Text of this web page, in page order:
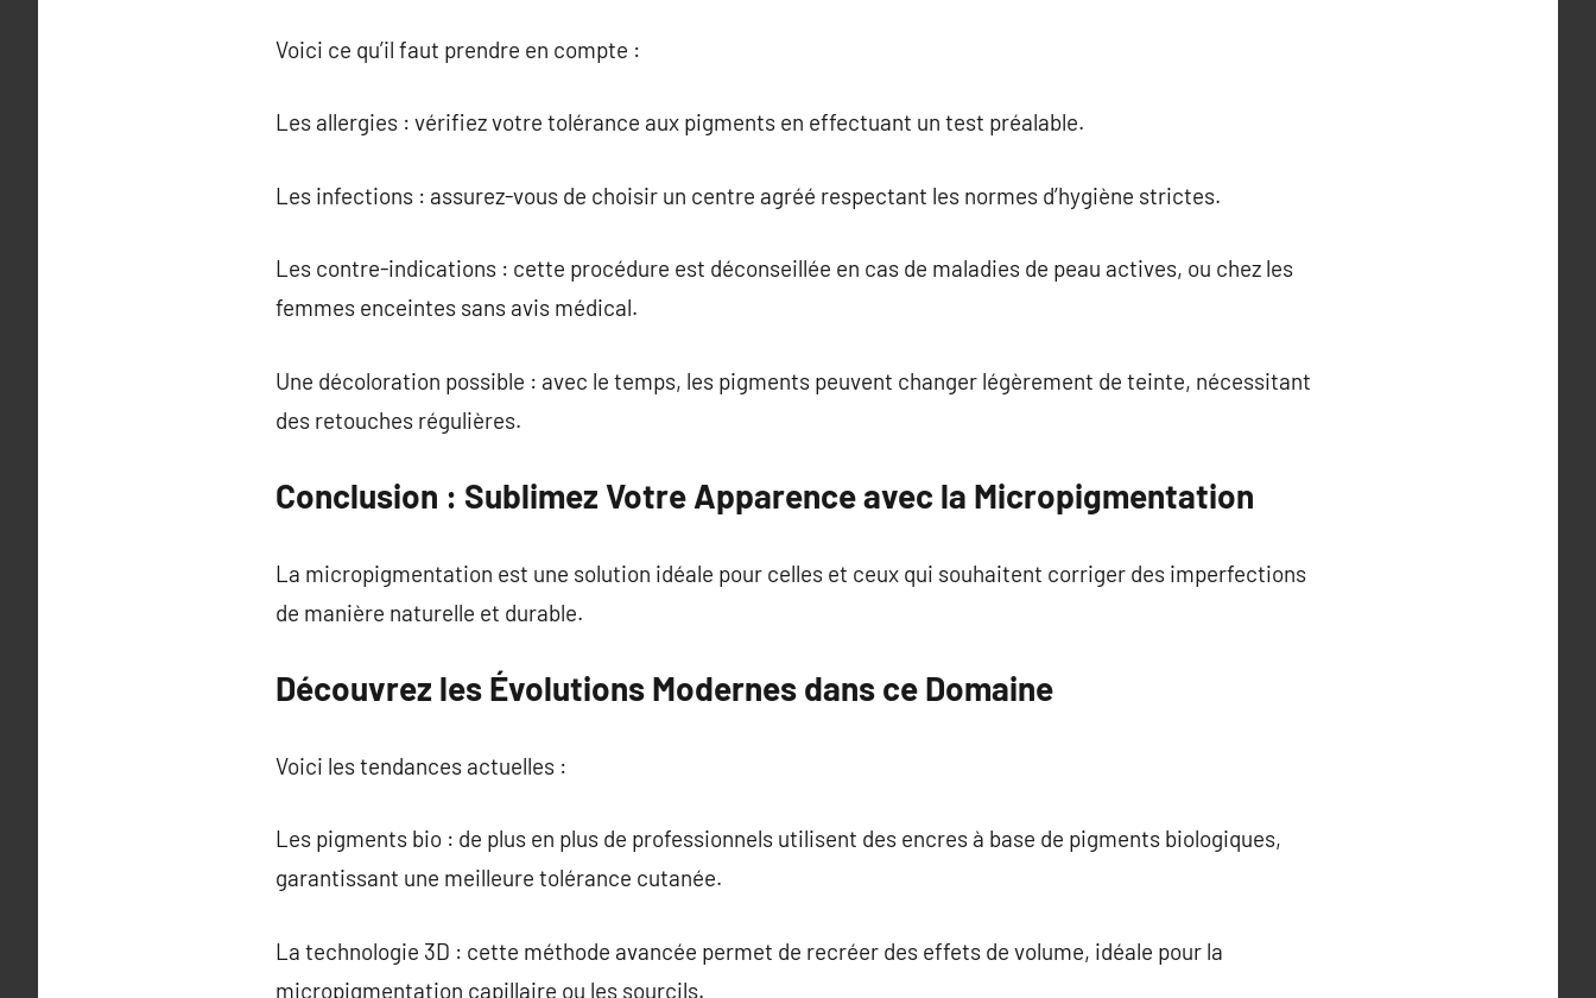
Voici ce qu’il faut prendre en compte :
Les allergies : vérifiez votre tolérance aux pigments en effectuant un test préalable.
Les infections : assurez-vous de choisir un centre agréé respectant les normes d’hygiène strictes.
Les contre-indications : cette procédure est déconseillée en cas de maladies de peau actives, ou chez les
femmes enceintes sans avis médical.
Une décoloration possible : avec le temps, les pigments peuvent changer légèrement de teinte, nécessitant
des retouches régulières.
Conclusion : Sublimez Votre Apparence avec la Micropigmentation
La micropigmentation est une solution idéale pour celles et ceux qui souhaitent corriger des imperfections
de manière naturelle et durable.
Découvrez les Évolutions Modernes dans ce Domaine
Voici les tendances actuelles :
Les pigments bio : de plus en plus de professionnels utilisent des encres à base de pigments biologiques,
garantissant une meilleure tolérance cutanée.
La technologie 3D : cette méthode avancée permet de recréer des effets de volume, idéale pour la
micropigmentation capillaire ou les sourcils.